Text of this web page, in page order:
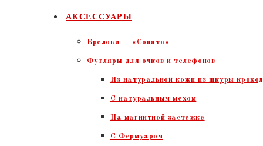
АКСЕССУАРЫ
Брелоки — «Совята»
Футляры для очков и телефонов
Из натуральной кожи из шкуры
С натуральным мехом
На магнитной застежке
С Фермуаром